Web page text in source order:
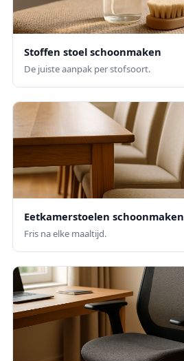
Stoffen stoel schoonmaken
De juiste aanpak per stofsoort.
Eetkamerstoelen schoonmaken
Fris na elke maaltijd.